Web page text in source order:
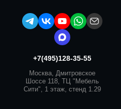
+7(495)128-35-55
Москва, Дмитровское
Шоссе 118, ТЦ "Мебель
Сити", 1 этаж, стенд 1.29